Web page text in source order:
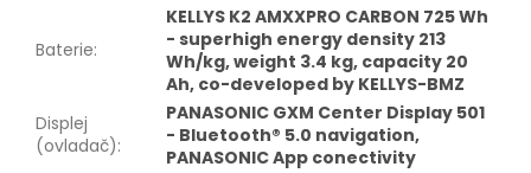
Baterie:
KELLYS K2 AMXXPRO CARBON 725 Wh
- superhigh energy density 213
Wh/kg, weight 3.4 kg, capacity 20
Ah, co-developed by KELLYS-BMZ
Displej
(ovladač):
PANASONIC GXM Center Display 501
- Bluetooth® 5.0 navigation,
PANASONIC App conectivity